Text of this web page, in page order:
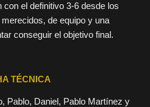
el definitivo 3-6 desde los
de equipo y una
conseguir el objetivo final.
TÉCNICA
Pablo, Daniel, Pablo Martínez y